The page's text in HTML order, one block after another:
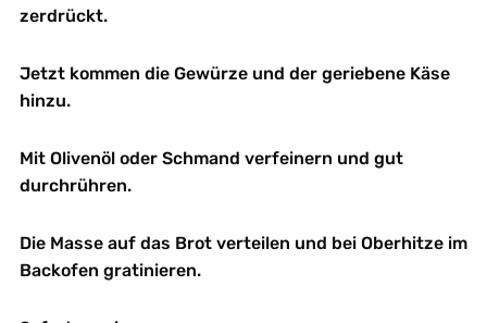
zerdrückt.
Jetzt kommen die Gewürze und der geriebene Käse
hinzu.
Mit Olivenöl oder Schmand verfeinern und gut
durchrühren.
Die Masse auf das Brot verteilen und bei Oberhitze im
Backofen gratinieren.